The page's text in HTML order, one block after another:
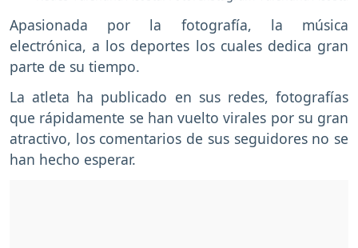
Apasionada por la fotografía, la música
electrónica, a los deportes los cuales dedica gran
parte de su tiempo.
La atleta ha publicado en sus redes, fotografías
que rápidamente se han vuelto virales por su gran
atractivo, los comentarios de sus seguidores no se
han hecho esperar.